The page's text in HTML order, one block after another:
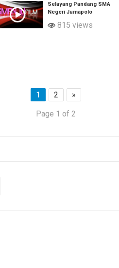
Selayang Pandang SMA
Negeri Jumapolo
815 views
1 2 »
Page 1 of 2